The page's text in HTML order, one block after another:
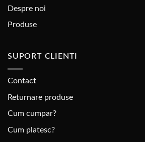
Despre noi
Produse
SUPORT CLIENTI
Contact
Returnare produse
Cum cumpar?
Cum platesc?